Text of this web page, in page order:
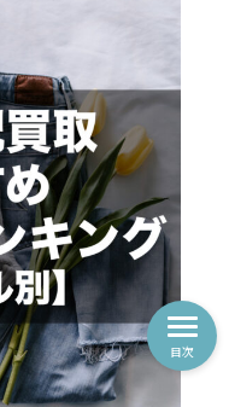
目次